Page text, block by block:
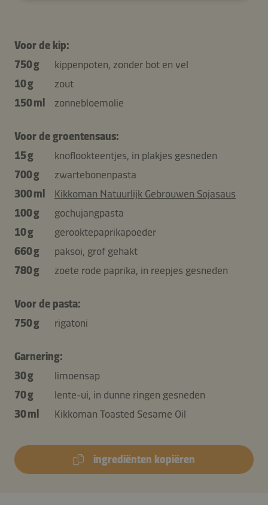
Voor de kip:
750 g
kippenpoten, zonder bot en vel
10 g
zout
150 ml
zonnebloemolie
Voor de groentensaus:
15 g
knoflookteentjes, in plakjes gesneden
700 g
zwartebonenpasta
300 ml
Kikkoman Natuurlijk Gebrouwen Sojasaus
100 g
gochujangpasta
10 g
gerooktepaprikapoeder
660 g
paksoi, grof gehakt
780 g
zoete rode paprika, in reepjes gesneden
Voor de pasta:
750 g
rigatoni
Garnering:
30 g
limoensap
70 g
lente-ui, in dunne ringen gesneden
30 ml
Kikkoman Toasted Sesame Oil
ingrediënten kopiëren